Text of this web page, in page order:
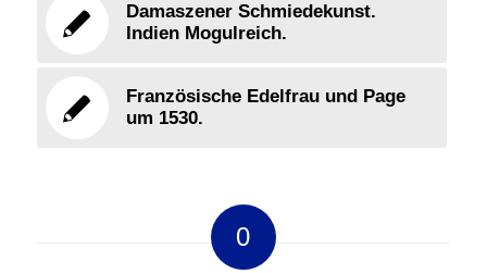
Damaszener Schmiedekunst.
Indien Mogulreich.
Französische Edelfrau und Page
um 1530.
0